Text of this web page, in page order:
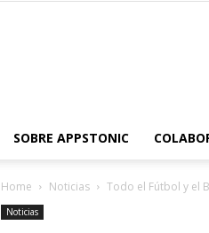
SOBRE APPSTONIC
Home Noticias Todo el Fútbol y el
Noticias